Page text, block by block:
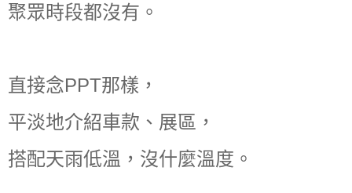
聚眾時段都沒有。
直接念PPT那樣，
平淡地介紹車款、展區，
搭配天雨低溫，沒什麼溫度。